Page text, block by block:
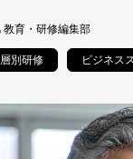
教育・研修編集部
別研修 ビジネス